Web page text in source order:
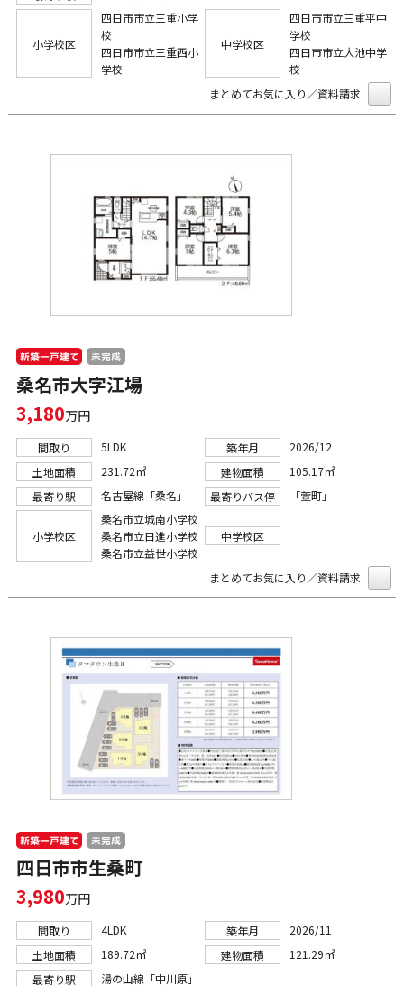
小学校区
四日市市立三重小学
校
四日市市立三重西小
学校
中学校区
四日市市立三重平中
学校
四日市市立大池中学
校
まとめてお気に入り／資料請求
新築一戸建て 未完成
桑名市大字江場
3,180万円
間取り 5LDK 築年月
2026/12
土地面積
231.72㎡ 建物面積
105.17㎡
最寄り駅
名古屋線「桑名」 最寄りバス停 「萱町」
小学校区
桑名市立城南小学校
桑名市立日進小学校
桑名市立益世小学校
中学校区
まとめてお気に入り／資料請求
新築一戸建て 未完成
四日市市生桑町
3,980万円
間取り 4LDK 築年月
2026/11
土地面積
189.72㎡ 建物面積
121.29㎡
最寄り駅
湯の山線「中川原」